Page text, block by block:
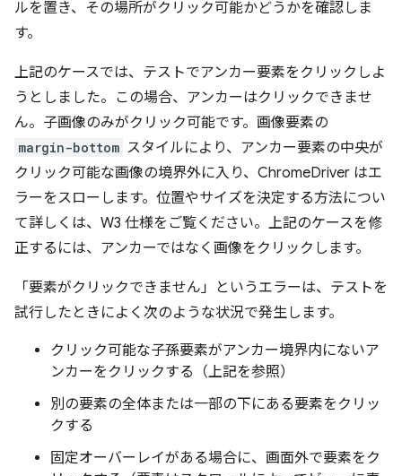
ルを置き、その場所がクリック可能かどうかを確認しま
す。
上記のケースでは、テストでアンカー要素をクリックしよ
うとしました。この場合、アンカーはクリックできませ
ん。子画像のみがクリック可能です。画像要素の
margin-bottom スタイルにより、アンカー要素の中央が
クリック可能な画像の境界外に入り、ChromeDriver はエ
ラーをスローします。位置やサイズを決定する方法につい
て詳しくは、W3 仕様をご覧ください。上記のケースを修
正するには、アンカーではなく画像をクリックします。
「要素がクリックできません」というエラーは、テストを
試行したときによく次のような状況で発生します。
クリック可能な子孫要素がアンカー境界内にないア
ンカーをクリックする（上記を参照）
別の要素の全体または一部の下にある要素をクリッ
クする
固定オーバーレイがある場合に、画面外で要素をク